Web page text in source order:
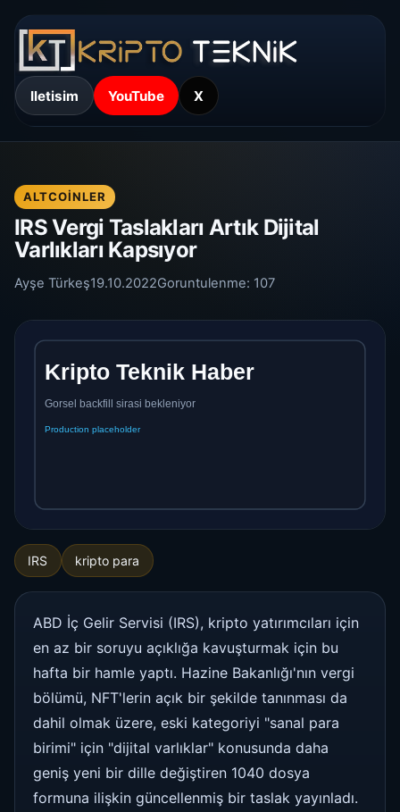
Iletisim YouTube X
ALTCOINLER
IRS Vergi Taslakları Artık Dijital
Varlıkları Kapsıyor
Ayşe Türkeş19.10.2022Goruntulenme: 107
IRS kripto para
ABD İç Gelir Servisi (IRS), kripto yatırımcıları için
en az bir soruyu açıklığa kavuşturmak için bu
hafta bir hamle yaptı. Hazine Bakanlığı'nın vergi
bölümü, NFT'lerin açık bir şekilde tanınması da
dahil olmak üzere, eski kategoriyi "sanal para
birimi" için "dijital varlıklar" konusunda daha
geniş yeni bir dille değiştiren 1040 dosya
formuna ilişkin güncellenmiş bir taslak yayınladı.